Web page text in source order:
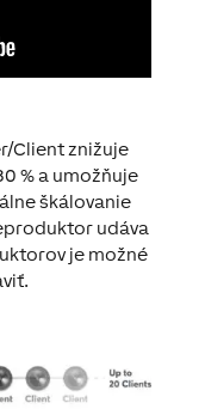
Client znižuje
% a umožňuje
škálovanie
udáva
je možné